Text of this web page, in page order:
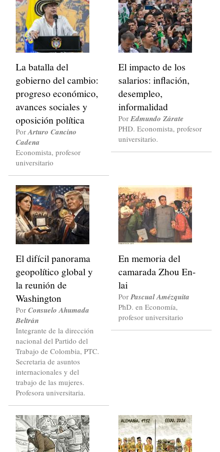
La batalla del
gobierno del cambio:
progreso económico,
avances sociales y
oposición política
PorArturo Cancino
Cadena
Economista, profesor
universitario
El impacto de los
salarios: inflación,
desempleo,
informalidad
PorEdmundo Zárate
PHD. Economista, profesor
universitario.
El difícil panorama
geopolítico global y
la reunión de
Washington
PorConsuelo Ahumada
Beltrán
Integrante de la dirección
nacional del Partido del
Trabajo de Colombia, PTC.
Secretaria de asuntos
internacionales y del
trabajo de las mujeres.
Profesora universitaria.
En memoria del
camarada Zhou En-
lai
PorPascual Amézquita
PhD. en Economía,
profesor universitario